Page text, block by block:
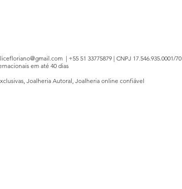
| +55 51 33775879 | CNPJ 17.546.935.0001/70
em até 40 dias
Joalheria Autoral, Joalheria online confiável